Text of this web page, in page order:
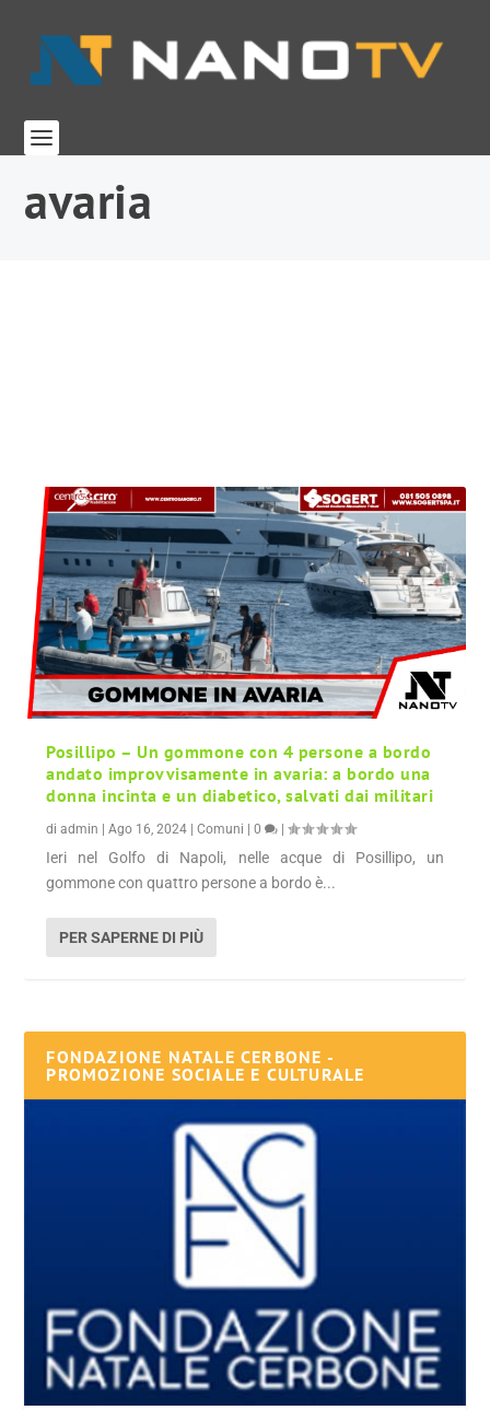
avaria
Posillipo – Un gommone con 4 persone a bordo
andato improvvisamente in avaria: a bordo una
donna incinta e un diabetico, salvati dai militari
diadmin |Ago 16, 2024 |Comuni |0 |
Ieri nel Golfo di Napoli, nelle acque di Posillipo, un
gommone con quattro persone a bordo è...
PER SAPERNE DI PIÙ
FONDAZIONE NATALE CERBONE -
PROMOZIONE SOCIALE E CULTURALE